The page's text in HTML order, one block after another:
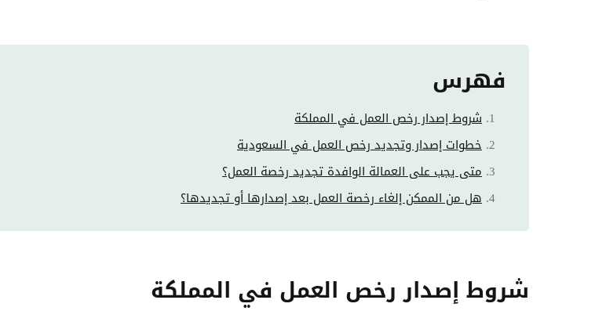
فهرس
شروط إصدار رخص العمل في المملكة
خطوات إصدار وتجديد رخص العمل في السعودية
متى يجب على العمالة الوافدة تجديد رخصة العمل؟
هل من الممكن إلغاء رخصة العمل بعد إصدارها أو تجديدها؟
شروط إصدار رخص العمل في المملكة